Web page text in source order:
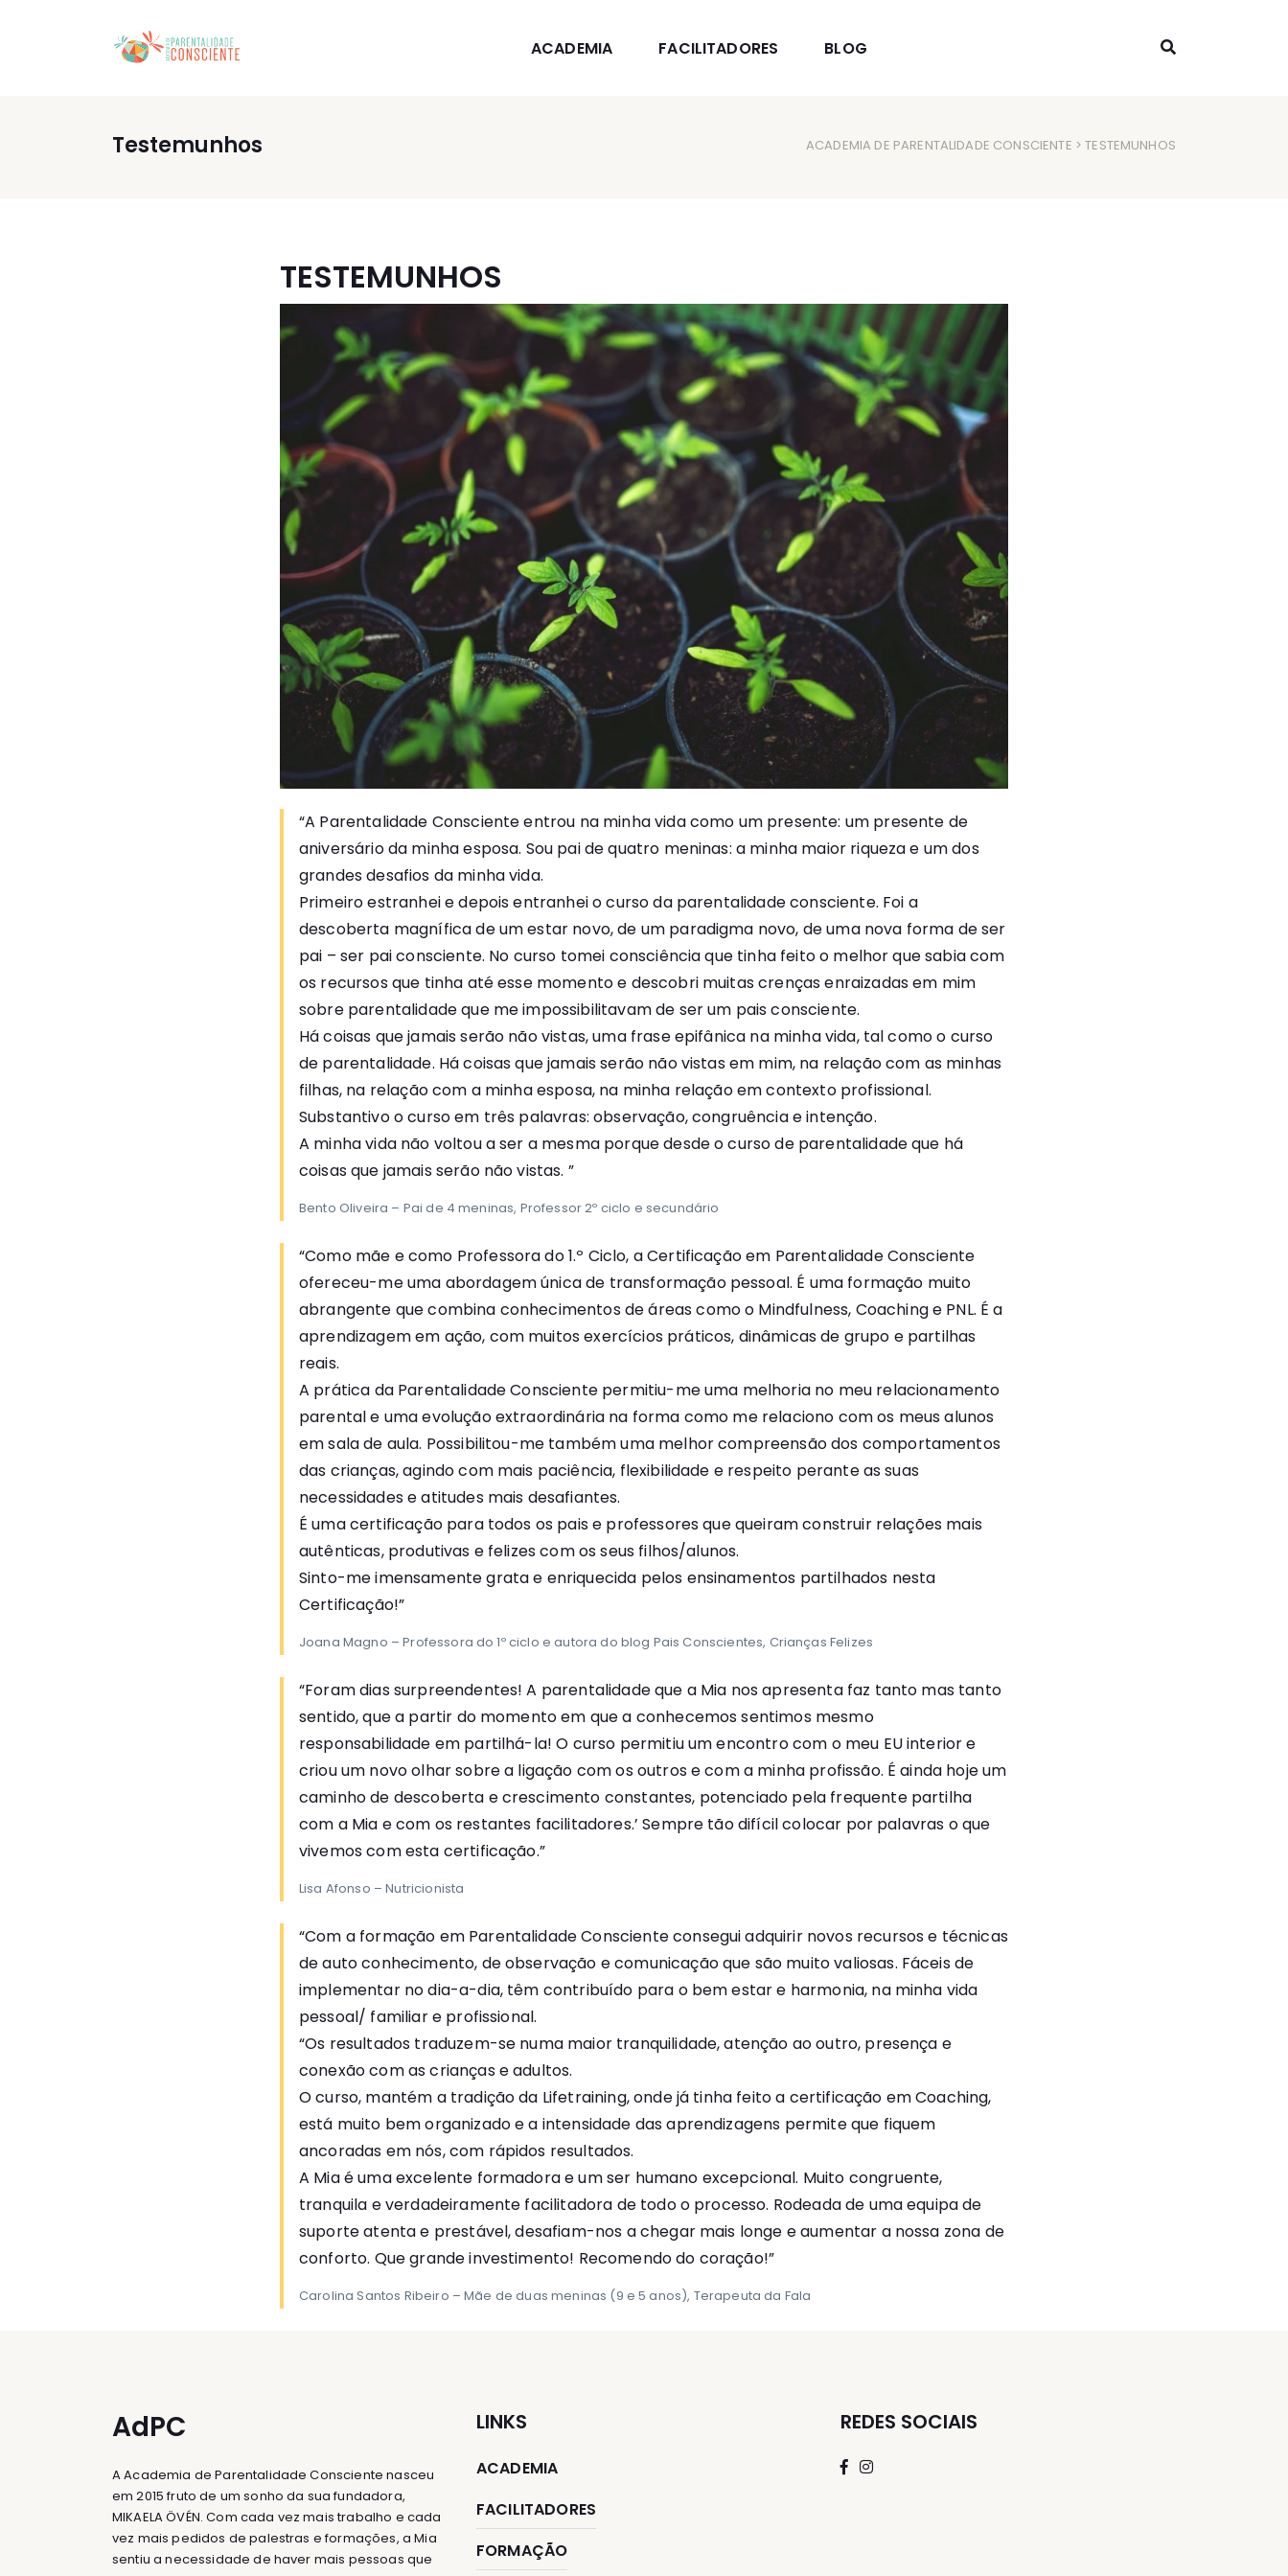
ACADEMIA FACILITADORES BLOG
Testemunhos ACADEMIA DE PARENTALIDADE CONSCIENTE > TESTEMUNHOS
TESTEMUNHOS
“A Parentalidade Consciente entrou na minha vida como um presente: um presente de
aniversário da minha esposa. Sou pai de quatro meninas: a minha maior riqueza e um dos
grandes desafios da minha vida.
Primeiro estranhei e depois entranhei o curso da parentalidade consciente. Foi a
descoberta magnífica de um estar novo, de um paradigma novo, de uma nova forma de ser
pai – ser pai consciente. No curso tomei consciência que tinha feito o melhor que sabia com
os recursos que tinha até esse momento e descobri muitas crenças enraizadas em mim
sobre parentalidade que me impossibilitavam de ser um pais consciente.
Há coisas que jamais serão não vistas, uma frase epifânica na minha vida, tal como o curso
de parentalidade. Há coisas que jamais serão não vistas em mim, na relação com as minhas
filhas, na relação com a minha esposa, na minha relação em contexto profissional.
Substantivo o curso em três palavras: observação, congruência e intenção.
A minha vida não voltou a ser a mesma porque desde o curso de parentalidade que há
coisas que jamais serão não vistas. ”
Bento Oliveira – Pai de 4 meninas, Professor 2º ciclo e secundário
“Como mãe e como Professora do 1.º Ciclo, a Certificação em Parentalidade Consciente
ofereceu-me uma abordagem única de transformação pessoal. É uma formação muito
abrangente que combina conhecimentos de áreas como o Mindfulness, Coaching e PNL. É a
aprendizagem em ação, com muitos exercícios práticos, dinâmicas de grupo e partilhas
reais.
A prática da Parentalidade Consciente permitiu-me uma melhoria no meu relacionamento
parental e uma evolução extraordinária na forma como me relaciono com os meus alunos
em sala de aula. Possibilitou-me também uma melhor compreensão dos comportamentos
das crianças, agindo com mais paciência, flexibilidade e respeito perante as suas
necessidades e atitudes mais desafiantes.
É uma certificação para todos os pais e professores que queiram construir relações mais
autênticas, produtivas e felizes com os seus filhos/alunos.
Sinto-me imensamente grata e enriquecida pelos ensinamentos partilhados nesta
Certificação!”
Joana Magno – Professora do 1º ciclo e autora do blog Pais Conscientes, Crianças Felizes
“Foram dias surpreendentes! A parentalidade que a Mia nos apresenta faz tanto mas tanto
sentido, que a partir do momento em que a conhecemos sentimos mesmo
responsabilidade em partilhá-la! O curso permitiu um encontro com o meu EU interior e
criou um novo olhar sobre a ligação com os outros e com a minha profissão. É ainda hoje um
caminho de descoberta e crescimento constantes, potenciado pela frequente partilha
com a Mia e com os restantes facilitadores.’ Sempre tão difícil colocar por palavras o que
vivemos com esta certificação.”
Lisa Afonso – Nutricionista
“Com a formação em Parentalidade Consciente consegui adquirir novos recursos e técnicas
de auto conhecimento, de observação e comunicação que são muito valiosas. Fáceis de
implementar no dia-a-dia, têm contribuído para o bem estar e harmonia, na minha vida
pessoal/ familiar e profissional.
“Os resultados traduzem-se numa maior tranquilidade, atenção ao outro, presença e
conexão com as crianças e adultos.
O curso, mantém a tradição da Lifetraining, onde já tinha feito a certificação em Coaching,
está muito bem organizado e a intensidade das aprendizagens permite que fiquem
ancoradas em nós, com rápidos resultados.
A Mia é uma excelente formadora e um ser humano excepcional. Muito congruente,
tranquila e verdadeiramente facilitadora de todo o processo. Rodeada de uma equipa de
suporte atenta e prestável, desafiam-nos a chegar mais longe e aumentar a nossa zona de
conforto. Que grande investimento! Recomendo do coração!”
Carolina Santos Ribeiro – Mãe de duas meninas (9 e 5 anos), Terapeuta da Fala
AdPC
A Academia de Parentalidade Consciente nasceu
em 2015 fruto de um sonho da sua fundadora,
MIKAELA ÖVÉN. Com cada vez mais trabalho e cada
vez mais pedidos de palestras e formações, a Mia
sentiu a necessidade de haver mais pessoas que
LINKS
ACADEMIA
FACILITADORES
FORMAÇÃO
REDES SOCIAIS